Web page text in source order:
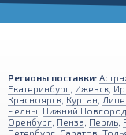
Регионы поставки:
Екатеринбург Ижевск
Красноярск Курган
Челны Нижний Новгород
Оренбург Пенза Пермь
Петербург Саратов